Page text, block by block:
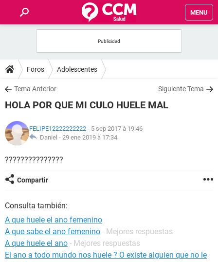
MENU
FORUMS
SALUD
NUTRICIÓN
BIENESTAR
SEXUALIDAD
Foros Adolescentes
Tema Anterior Siguiente Tema
HOLA POR QUE MI CULO HUELE MAL
FELIPE12222222222 - 5 sep 2017 à 19:46
Daniel - 29 ene 2019 à 17:34
???????????????
Compartir
Consulta también:
A que huele el ano femenino
A que sabe el ano femenino - Mejores respuestas
A que huele el ano - Mejores respuestas
El ano a todo mundo nos huele ? O existe alguien que no le